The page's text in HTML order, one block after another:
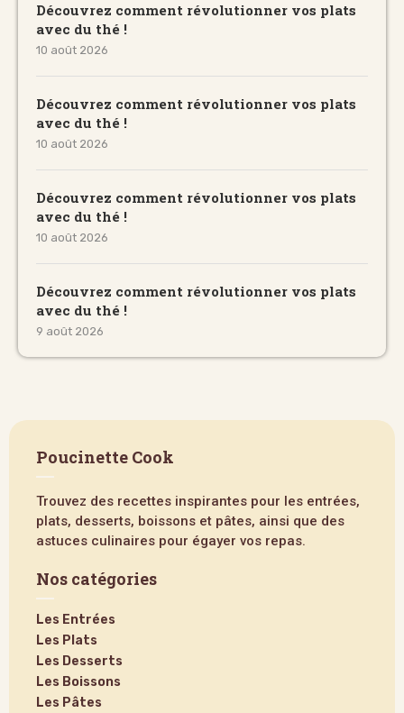
Découvrez comment révolutionner vos plats
avec du thé !
10 août 2026
Découvrez comment révolutionner vos plats
avec du thé !
10 août 2026
Découvrez comment révolutionner vos plats
avec du thé !
10 août 2026
Découvrez comment révolutionner vos plats
avec du thé !
9 août 2026
Poucinette Cook
Trouvez des recettes inspirantes pour les entrées,
plats, desserts, boissons et pâtes, ainsi que des
astuces culinaires pour égayer vos repas.
Nos catégories
Les Entrées
Les Plats
Les Desserts
Les Boissons
Les Pâtes